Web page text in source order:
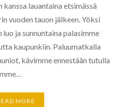
kanssa lauantaina etsimässä
vuoden tauon jälkeen. Yöksi
ja sunnuntaina palasimme
kaupunkiin. Paluumatkalla
kävimme ennestään tutulla
MORE